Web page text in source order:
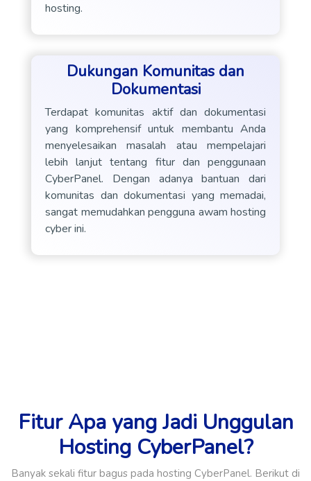
hosting.
Dukungan Komunitas dan
Dokumentasi
Terdapat komunitas aktif dan dokumentasi
yang komprehensif untuk membantu Anda
menyelesaikan masalah atau mempelajari
lebih lanjut tentang fitur dan penggunaan
CyberPanel. Dengan adanya bantuan dari
komunitas dan dokumentasi yang memadai,
sangat memudahkan pengguna awam hosting
cyber ini.
Fitur Apa yang Jadi Unggulan
Hosting CyberPanel?
Banyak sekali fitur bagus pada hosting CyberPanel. Berikut di